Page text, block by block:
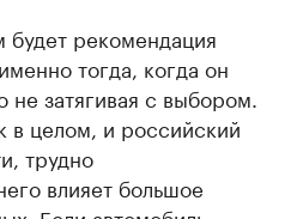
рекомендация
тогда, когда он
затягивая с выбором.
в целом, и российский
трудно
влияет большое